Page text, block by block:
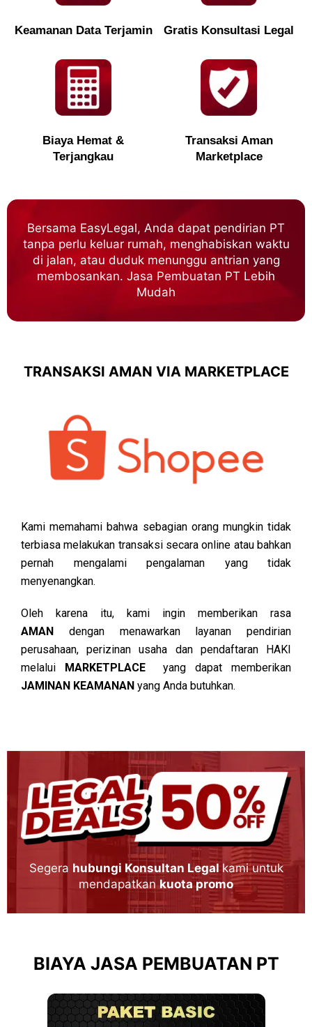
Keamanan Data Terjamin Gratis Konsultasi Legal
Biaya Hemat &
Terjangkau
Transaksi Aman
Marketplace
Bersama EasyLegal, Anda dapat pendirian PT
tanpa perlu keluar rumah, menghabiskan waktu
di jalan, atau duduk menunggu antrian yang
membosankan. Jasa Pembuatan PT Lebih
Mudah
TRANSAKSI AMAN VIA MARKETPLACE
Kami memahami bahwa sebagian orang mungkin tidak
terbiasa melakukan transaksi secara online atau bahkan
pernah mengalami pengalaman yang tidak
menyenangkan.
Oleh karena itu, kami ingin memberikan rasa
AMAN dengan menawarkan layanan pendirian
perusahaan, perizinan usaha dan pendaftaran HAKI
melalui MARKETPLACEyang dapat memberikan
JAMINAN KEAMANAN yang Anda butuhkan.
Segera hubungi Konsultan Legal kami untuk
mendapatkankuota promo
BIAYA JASA PEMBUATAN PT